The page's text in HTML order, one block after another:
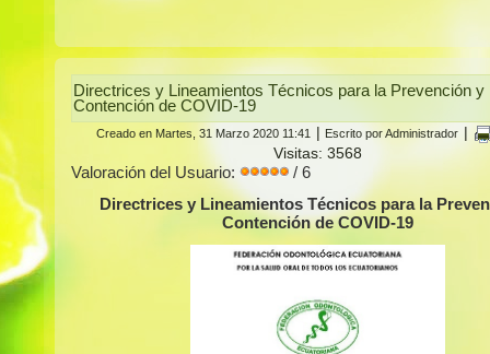
Directrices y Lineamientos Técnicos para la Prevención y
Contención de COVID-19
Creado en Martes, 31 Marzo 2020 11:41 Escrito por Administrador
Visitas: 3568
Valoración del Usuario:
/ 6
Directrices y Lineamientos Técnicos para la
Contención de COVID-19